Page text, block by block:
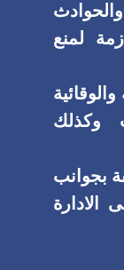
لمنع
والوقائية
وكذلك
بجوانب
الادارة